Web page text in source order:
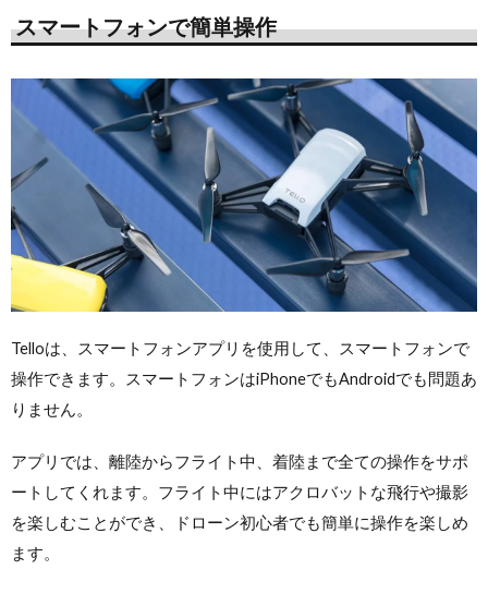
スマートフォンで簡単操作
Telloは、スマートフォンアプリを使用して、スマートフォンで
操作できます。スマートフォンはiPhoneでもAndroidでも問題あ
りません。
アプリでは、離陸からフライト中、着陸まで全ての操作をサポ
ートしてくれます。フライト中にはアクロバットな飛行や撮影
を楽しむことができ、
ドローン初心者でも簡単に操作を楽しめ
ます。